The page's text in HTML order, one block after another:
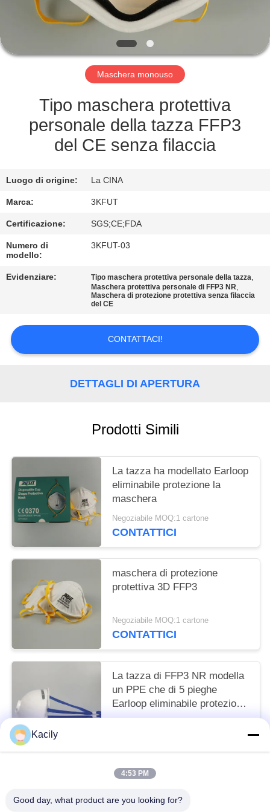
FABBRICA
CONTROLLO
DELLA
CONTATTACI
CASI
PREVENTIVO
SITO
Maschera monouso
Tipo maschera protettiva
personale della tazza FFP3
del CE senza filaccia
Luogo di origine: La CINA
Marca: 3KFUT
Certificazione: SGS;CE;FDA
Numero di
modello:
3KFUT-03
Evidenziare: Tipo maschera protettiva personale della tazza,
Maschera protettiva personale di FFP3 NR,
Maschera di protezione protettiva senza filaccia
del CE
CONTATTACI!
DETTAGLI DI APERTURA
Prodotti Simili
La tazza ha modellato Earloop
eliminabile protezione la
maschera
Negoziabile MOQ:1 cartone
CONTATTICI
maschera di protezione
protettiva 3D FFP3
Negoziabile MOQ:1 cartone
CONTATTICI
La tazza di FFP3 NR modella
un PPE che di 5 pieghe
Earloop eliminabile protezione
la maschera
Kacily
4:53 PM
Good day, what product are you looking for?